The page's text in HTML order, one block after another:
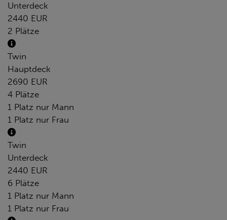
Unterdeck
2440 EUR
2 Plätze
Twin
Hauptdeck
2690 EUR
4 Plätze
1 Platz nur Mann
1 Platz nur Frau
Twin
Unterdeck
2440 EUR
6 Plätze
1 Platz nur Mann
1 Platz nur Frau